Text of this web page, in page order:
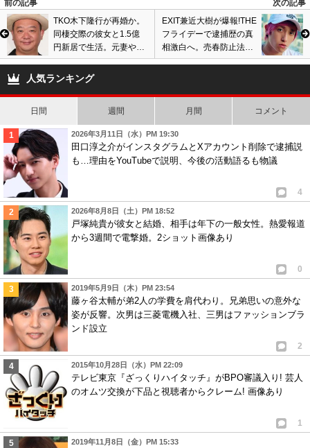
前の記事
次の記事
TKO木下隆行が再婚か。
同棲交際の彼女と1.5億
円新居で生活。元妻や長
女と良好な関係継続も…
EXIT兼近大樹が爆報!THE
フライデーで逮捕歴の真
相激白へ。売春防止法違
反で有罪の過去、週刊文
人気ランキング
日間 週間 月間 コメント
2026年3月11日（水）PM 19:30
田口淳之介がインスタグラムとXアカウント削除で逮捕説
も…理由をYouTubeで説明、今後の活動語るも物議
4
2026年8月8日（土）PM 18:52
戸塚純貴が彼女と結婚、相手は年下の一般女性。熱愛報道
から3週間で電撃婚。2ショット画像あり
0
2019年5月9日（木）PM 23:54
藤ヶ谷太輔が弟2人の学費を肩代わり。兄弟思いの意外な
姿が反響。次男は三菱電機入社、三男はファッションブラ
ンド設立
2
2015年10月28日（水）PM 22:09
テレビ東京『ざっくりハイタッチ』がBPO審議入り! 芸人
のオムツ交換が下品と視聴者からクレーム! 画像あり
1
2019年11月8日（金）PM 15:33